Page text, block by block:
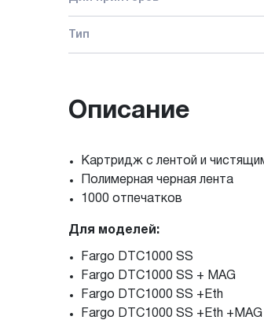
Тип
Описание
Картридж с лентой и
Полимерная черная лента
1000 отпечатков
Для моделей:
Fargo DTC1000 SS
Fargo DTC1000 SS + MAG
Fargo DTC1000 SS +Eth
Fargo DTC1000 SS +Eth +MAG